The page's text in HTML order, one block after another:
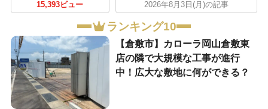
15,393ビュー 2026年8月3日(月)の記事
ランキング10
【倉敷市】カローラ岡山倉敷東
店の隣で大規模な工事が進行
中！広大な敷地に何ができる？